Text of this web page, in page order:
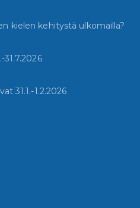
kielen kehitystä ulkomailla?
31.1.-1.2.2026